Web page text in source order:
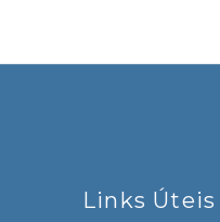
Links Úteis